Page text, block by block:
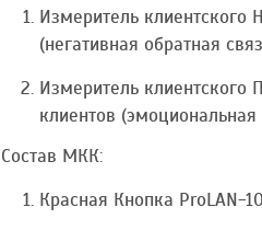
Измеритель клиентского
(негативная обратная
Измеритель клиентского
клиентов (эмоциональная
Состав МКК:
Красная Кнопка ProLAN-